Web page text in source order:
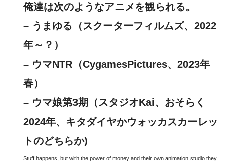
俺達は次のようなアニメを観られる。
– うまゆる（スクーターフィルムズ、2022
年～？）
– ウマNTR（CygamesPictures、2023年
春）
– ウマ娘第3期（スタジオKai、おそらく
2024年、キタダイヤかウォッカスカーレッ
トのどちらか)
Stuff happens, but with the power of money and their own animation studio they